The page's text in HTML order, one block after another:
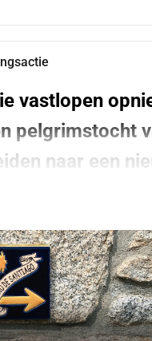
vastlopen
pelgrimstocht
naar een
Camino uit Amersfoort.
Door beweging,